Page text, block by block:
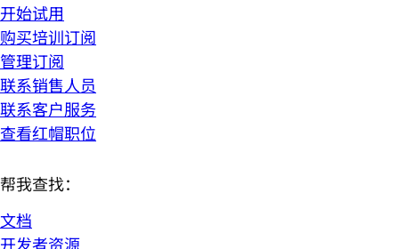
开始试用
购买培训订阅
管理订阅
联系销售人员
联系客户服务
查看红帽职位
帮我查找：
文档
开发者资源